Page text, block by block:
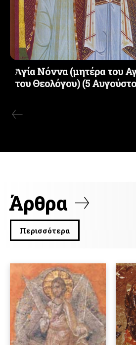
Ἁγία Νόννα (μητέρα του
του Θεολόγου) (5
Άρθρα
Περισσότερα